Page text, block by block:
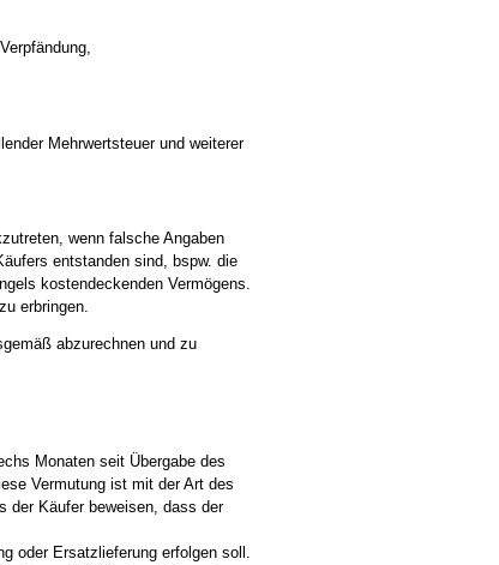
Mehrwertsteuer und weiterer
wenn falsche Angaben
entstanden sind, bspw. die
kostendeckenden Vermögens.
erbringen.
abzurechnen und zu
Monaten seit Übergabe des
Vermutung ist mit der Art des
der Käufer beweisen, dass der
oder Ersatzlieferung erfolgen soll.